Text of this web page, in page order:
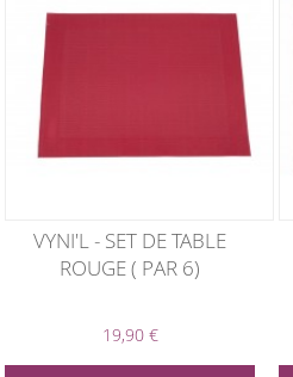
VYNI'L - SET DE TABLE
ROUGE ( PAR 6)
19,90 €